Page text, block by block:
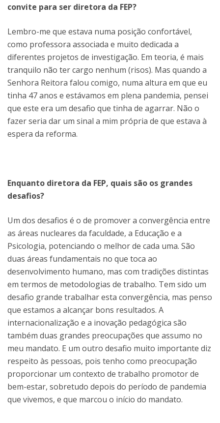
convite para ser diretora da FEP?
Lembro-me que estava numa posição confortável,
como professora associada e muito dedicada a
diferentes projetos de investigação. Em teoria, é mais
tranquilo não ter cargo nenhum (risos). Mas quando a
Senhora Reitora falou comigo, numa altura em que eu
tinha 47 anos e estávamos em plena pandemia, pensei
que este era um desafio que tinha de agarrar. Não o
fazer seria dar um sinal a mim própria de que estava à
espera da reforma.
Enquanto diretora da FEP, quais são os grandes
desafios?
Um dos desafios é o de promover a convergência entre
as áreas nucleares da faculdade, a Educação e a
Psicologia, potenciando o melhor de cada uma. São
duas áreas fundamentais no que toca ao
desenvolvimento humano, mas com tradições distintas
em termos de metodologias de trabalho. Tem sido um
desafio grande trabalhar esta convergência, mas penso
que estamos a alcançar bons resultados. A
internacionalização e a inovação pedagógica são
também duas grandes preocupações que assumo no
meu mandato. E um outro desafio muito importante diz
respeito às pessoas, pois tenho como preocupação
proporcionar um contexto de trabalho promotor de
bem-estar, sobretudo depois do período de pandemia
que vivemos, e que marcou o início do mandato.